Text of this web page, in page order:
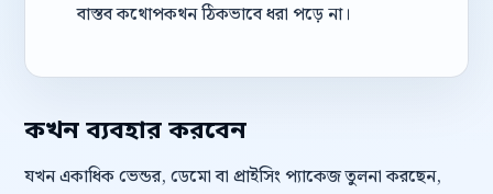
বাস্তব কথোপকথন ঠিকভাবে ধরা পড়ে না।
কখন ব্যবহার করবেন
যখন একাধিক ভেন্ডর, ডেমো বা প্রাইসিং প্যাকেজ তুলনা করছেন,